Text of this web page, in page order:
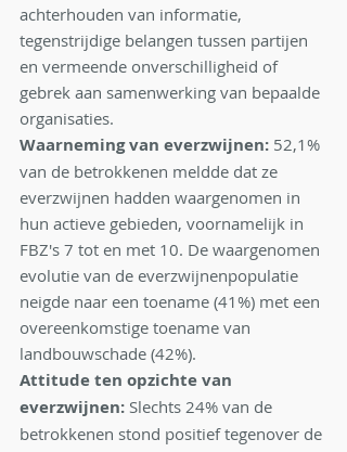
achterhouden van informatie,
tegenstrijdige belangen tussen partijen
en vermeende onverschilligheid of
gebrek aan samenwerking van bepaalde
organisaties.
Waarneming van everzwijnen: 52,1%
van de betrokkenen meldde dat ze
everzwijnen hadden waargenomen in
hun actieve gebieden, voornamelijk in
FBZ's 7 tot en met 10. De waargenomen
evolutie van de everzwijnenpopulatie
neigde naar een toename (41%) met een
overeenkomstige toename van
landbouwschade (42%).
Attitude ten opzichte van
everzwijnen: Slechts 24% van de
betrokkenen stond positief tegenover de